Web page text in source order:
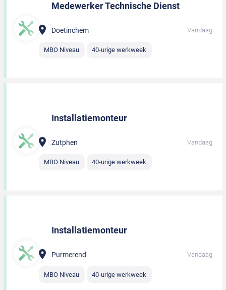
Medewerker Technische Dienst
Doetinchem Vandaag
MBO Niveau 40-urige werkweek
Installatiemonteur
Zutphen Vandaag
MBO Niveau 40-urige werkweek
Installatiemonteur
Purmerend Vandaag
MBO Niveau 40-urige werkweek